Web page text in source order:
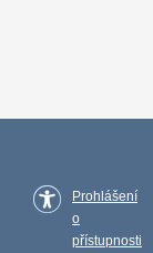
Prohlášení
o
přístupnosti